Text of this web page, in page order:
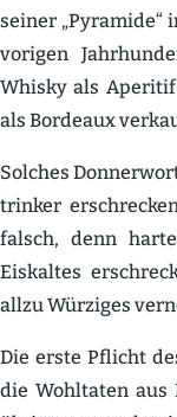
seiner „Pyramide“
vorigen
Whisky als
als Bordeaux
Solches
trinker
falsch, denn
Eiskaltes
allzu Würziges
Die erste Pflicht
die Wohltaten aus